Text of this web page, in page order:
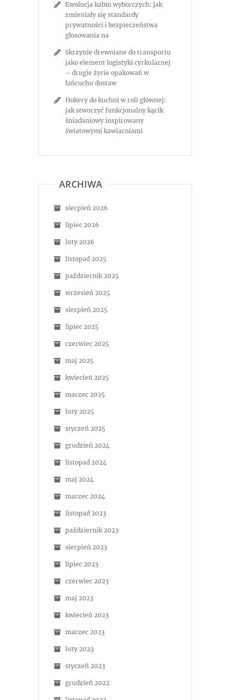
Ewolucja kabin wyborczych: jak
zmieniały się standardy
prywatności i bezpieczeństwa
głosowania na
Skrzynie drewniane do transportu
jako element logistyki cyrkularnej
– drugie życie opakowań w
łańcuchu dostaw
Hokery do kuchni w roli głównej:
jak stworzyć funkcjonalny kącik
śniadaniowy inspirowany
światowymi kawiarniami
ARCHIWA
sierpień 2026
lipiec 2026
luty 2026
listopad 2025
październik 2025
wrzesień 2025
sierpień 2025
lipiec 2025
czerwiec 2025
maj 2025
kwiecień 2025
marzec 2025
luty 2025
styczeń 2025
grudzień 2024
listopad 2024
maj 2024
marzec 2024
listopad 2023
październik 2023
sierpień 2023
lipiec 2023
czerwiec 2023
maj 2023
kwiecień 2023
marzec 2023
luty 2023
styczeń 2023
grudzień 2022